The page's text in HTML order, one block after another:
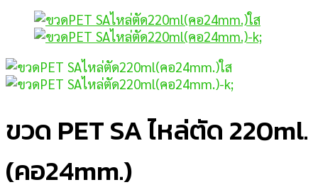
ขวด PET SA ไหล่ตัด 220ml.
(คอ24mm.)